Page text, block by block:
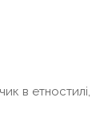
в етностилі,